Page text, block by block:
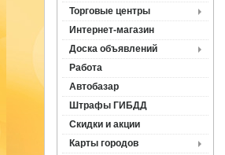
Торговые центры
Интернет-магазин
Доска объявлений
Работа
Автобазар
Штрафы ГИБДД
Скидки и акции
Карты городов